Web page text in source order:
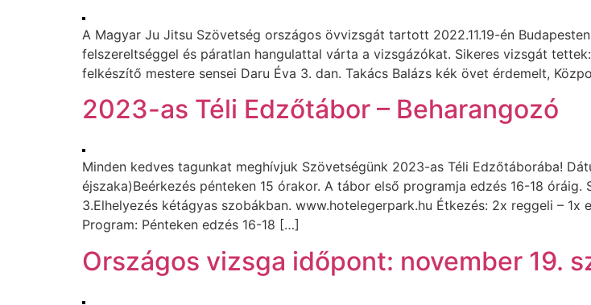
A Magyar Ju Jitsu Szövetség országos övvizsgát tartott 2022.11.19-én
felszereltséggel és páratlan hangulattal várta a vizsgázókat. Sikeres vizsgát
felkészítő mestere sensei Daru Éva 3. dan. Takács Balázs kék övet érdemelt,
2023-as Téli Edzőtábor – Beharangozó
Minden kedves tagunkat meghívjuk Szövetségünk 2023-as Téli Edzőtáborába!
éjszaka)Beérkezés pénteken 15 órakor. A tábor első programja edzés 16-18
3.Elhelyezés kétágyas szobákban. www.hotelegerpark.hu Étkezés: 2x reggeli –
Program: Pénteken edzés 16-18 […]
Országos vizsga időpont: november 19.